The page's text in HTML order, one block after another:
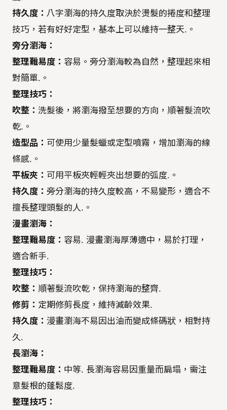
持久度： 八字瀏海的持久度取決於燙髮的捲度和整理
技巧，若有好好定型，基本上可以維持一整天.。
旁分瀏海：
整理難易度： 容易。旁分瀏海較為自然，整理起來相
對簡單.。
整理技巧：
吹整： 洗髮後，將瀏海撥至想要的方向，順著髮流吹
乾.。
造型品： 可使用少量髮蠟或定型噴霧，增加瀏海的線
條感.。
平板夾： 可用平板夾輕輕夾出想要的弧度.。
持久度： 旁分瀏海的持久度較高，不易變形，適合不
擅長整理頭髮的人.。
漫畫瀏海：
整理難易度： 容易. 漫畫瀏海厚薄適中，易於打理，
適合新手.
整理技巧：
吹整： 順著髮流吹乾，保持瀏海的整齊.
修剪： 定期修剪長度，維持減齡效果.
持久度： 漫畫瀏海不易因出油而變成條碼狀，相對持
久.
長瀏海：
整理難易度： 中等. 長瀏海容易因重量而扁塌，需注
意髮根的蓬鬆度.
整理技巧：